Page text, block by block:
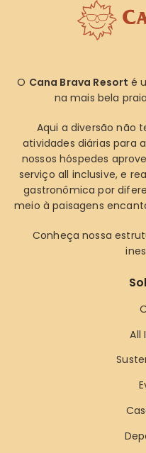
O Cana Brava Resort é
na mais bela
Aqui a diversão não
atividades diárias para
nossos hóspedes
serviço all inclusive, e
gastronômica por
meio à paisagens
Conheça nossa
All